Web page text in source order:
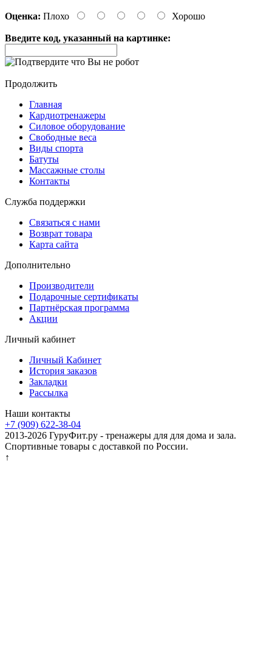
Оценка: Плохо Хорошо
Введите код, указанный на картинке:
Продолжить
Главная
Кардиотренажеры
Силовое оборудование
Свободные веса
Виды спорта
Батуты
Массажные столы
Контакты
Служба поддержки
Связаться с нами
Возврат товара
Карта сайта
Дополнительно
Производители
Подарочные сертификаты
Партнёрская программа
Акции
Личный кабинет
Личный Кабинет
История заказов
Закладки
Рассылка
Наши контакты
+7 (909) 622-38-04
2013-2026 ГуруФит.ру - тренажеры для для дома и зала.
Спортивные товары с доставкой по России.
↑